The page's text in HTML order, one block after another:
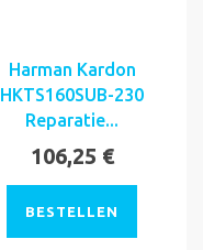
Harman Kardon
HKTS160SUB-230
Reparatie...
106,25 €
BESTELLEN